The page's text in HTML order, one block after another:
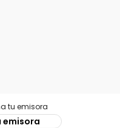
tu emisora
emisora